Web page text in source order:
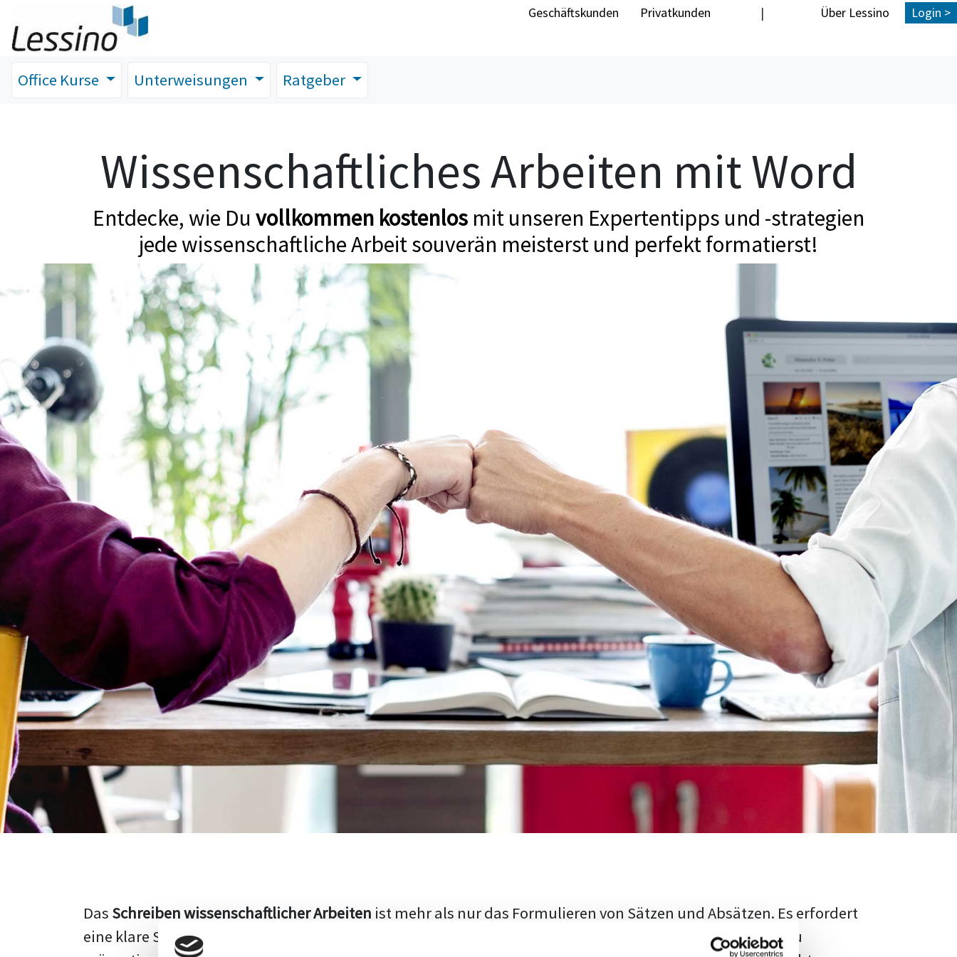
Geschäftskunden Privatkunden | Über Lessino Login >
Office Kurse Unterweisungen Ratgeber
Wissenschaftliches Arbeiten mit Word
Entdecke, wie Du vollkommen kostenlos mit unseren Expertentipps und -strategien
jede wissenschaftliche Arbeit souverän meisterst und perfekt formatierst!
Das Schreiben wissenschaftlicher Arbeiten ist mehr als nur das Formulieren von Sätzen und Absätzen. Es erfordert
eine klare Struktur, einen logischen Aufbau und die Fähigkeit, den aktuellen Forschungsstand adäquat zu